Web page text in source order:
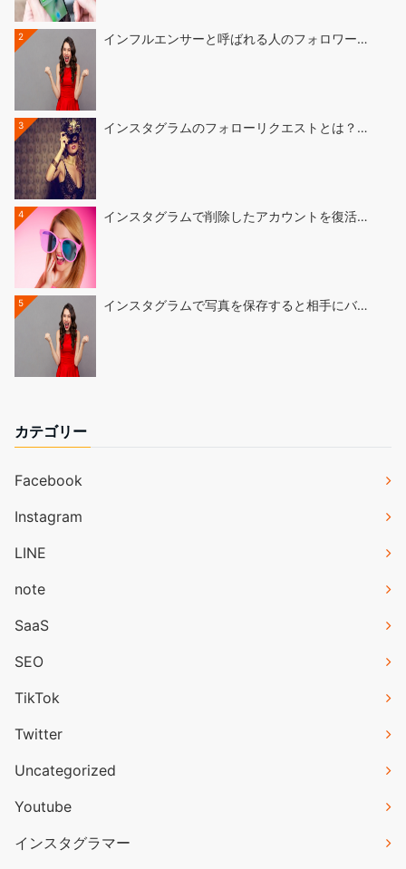
2 インフルエンサーと呼ばれる人のフォロワー…
3 インスタグラムのフォローリクエストとは？…
4 インスタグラムで削除したアカウントを復活…
5 インスタグラムで写真を保存すると相手にバ…
カテゴリー
Facebook
Instagram
LINE
note
SaaS
SEO
TikTok
Twitter
Uncategorized
Youtube
インスタグラマー